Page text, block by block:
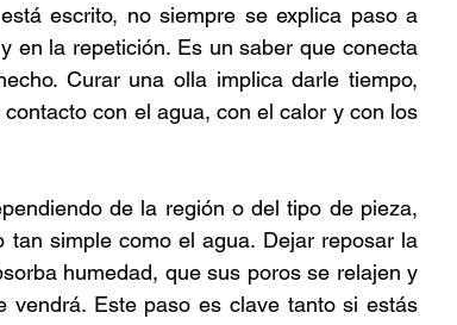
escrito, no siempre se explica paso a
en la repetición. Es un saber que conecta
Curar una olla implica darle tiempo,
con el agua, con el calor y con los
de la región o del tipo de pieza,
simple como el agua. Dejar reposar la
humedad, que sus poros se relajen y
Este paso es clave tanto si estás